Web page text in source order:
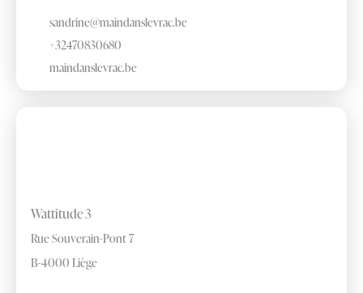
sandrine@maindanslevrac.be
+32470830680
maindanslevrac.be
Wattitude 3
Rue Souverain-Pont 7
B-4000 Liège